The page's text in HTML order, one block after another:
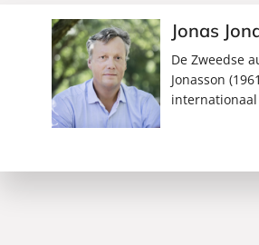
Jonas
De Zweedse
Jonasson